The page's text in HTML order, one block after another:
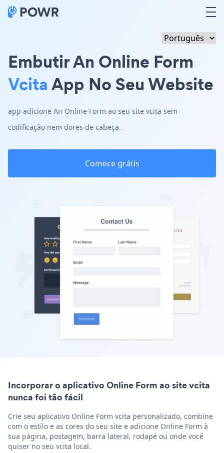
Embutir An Online Form
VcitaApp No Seu Website
app adicione An Online Form ao seu site vcita sem
codificação nem dores de cabeça.
Comece grátis
Incorporar o aplicativo Online Form ao site vcita
nunca foi tão fácil
Crie seu aplicativo Online Form vcita personalizado, combine
com o estilo e as cores do seu site e adicione Online Form à
sua página, postagem, barra lateral, rodapé ou onde você
quiser no seu vcita local.